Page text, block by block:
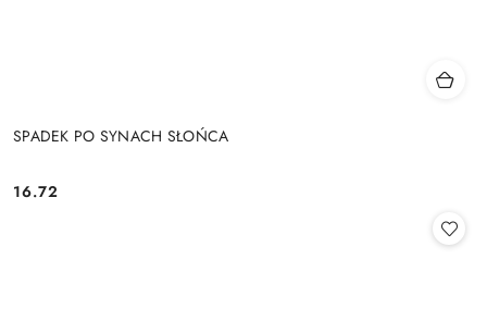
SPADEK PO SYNACH SŁOŃCA
Cena:
16.72